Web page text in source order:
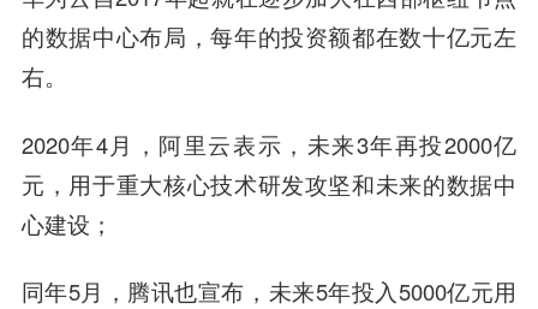
的数据中心布局，每年的投资额都在数十亿元左
右。
2020年4月， 阿里云表示，未来3年再投2000亿
元，用于重大核心技术研发攻坚和未来的数据中
心建设；
同年5月，腾讯也宣布，未来5年投入5000亿元用